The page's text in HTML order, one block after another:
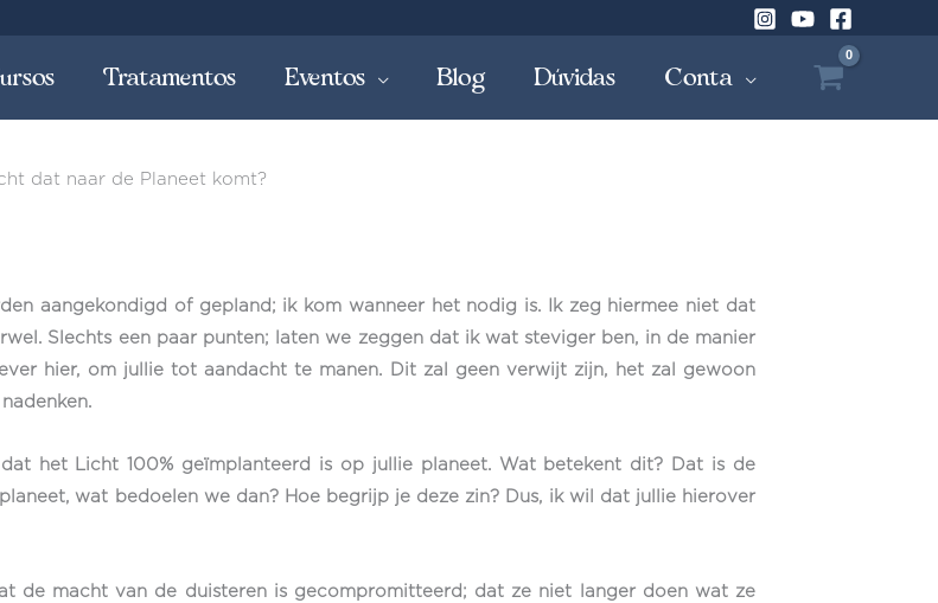
Tratamentos Eventos Blog Dúvidas Conta
dat naar de Planeet komt?
aangekondigd of gepland; ik kom wanneer het nodig is. Ik zeg hiermee niet dat
Slechts een paar punten; laten we zeggen dat ik wat steviger ben, in de manier
hier, om jullie tot aandacht te manen. Dit zal geen verwijt zijn, het zal gewoon
het Licht 100% geïmplanteerd is op jullie planeet. Wat betekent dit? Dat is de
wat bedoelen we dan? Hoe begrijp je deze zin? Dus, ik wil dat jullie hierover
de macht van de duisteren is gecompromitteerd; dat ze niet langer doen wat ze